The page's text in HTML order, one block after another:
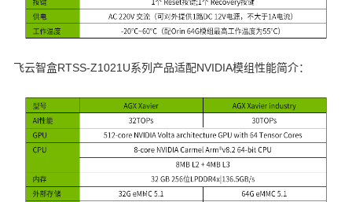
飞云智盒RTSS-Z1021U系列产品适配NVIDIA模组性能简介：